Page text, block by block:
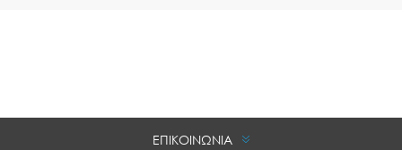
ΕΠΙΚΟΙΝΩΝΙΑ